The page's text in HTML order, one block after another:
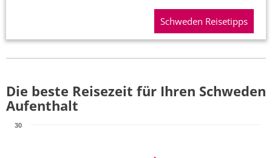
Schweden Reisetipps
Die beste Reisezeit für Ihren Schweden
Aufenthalt
30